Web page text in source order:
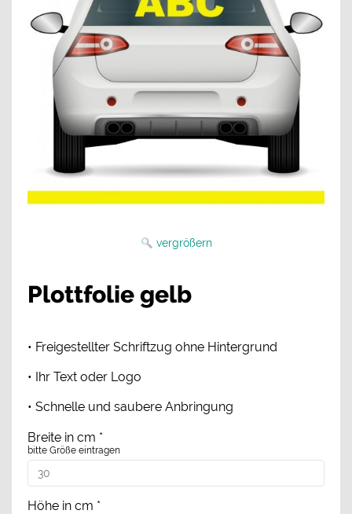
vergrößern
Plottfolie gelb
• Freigestellter Schriftzug ohne Hintergrund
• Ihr Text oder Logo
• Schnelle und saubere Anbringung
Breite in cm *
bitte Größe eintragen
Höhe in cm *